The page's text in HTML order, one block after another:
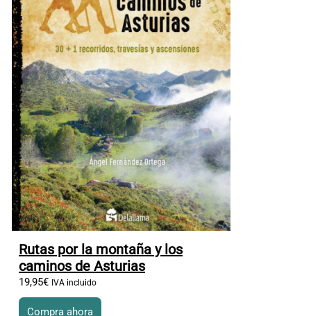
Rutas por la montaña y los
caminos de Asturias
19,95€ IVA incluido
Compra ahora